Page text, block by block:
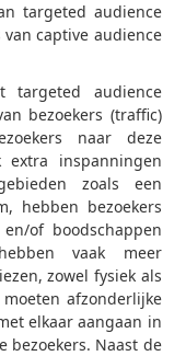
targeted audience
captive audience
targeted audience
bezoekers (traffic)
naar deze
inspanningen
zoals een
hebben bezoekers
of boodschappen
vaak meer
zowel fysiek als
afzonderlijke
elkaar aangaan in
bezoekers. Naast de